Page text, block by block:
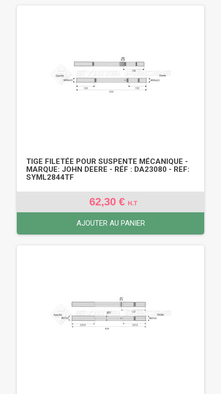
TIGE FILETÉE POUR SUSPENTE MÉCANIQUE -
MARQUE: JOHN DEERE - RÉF : DA23080 - REF:
SYML2844TF
62,30 € H.T
AJOUTER AU PANIER